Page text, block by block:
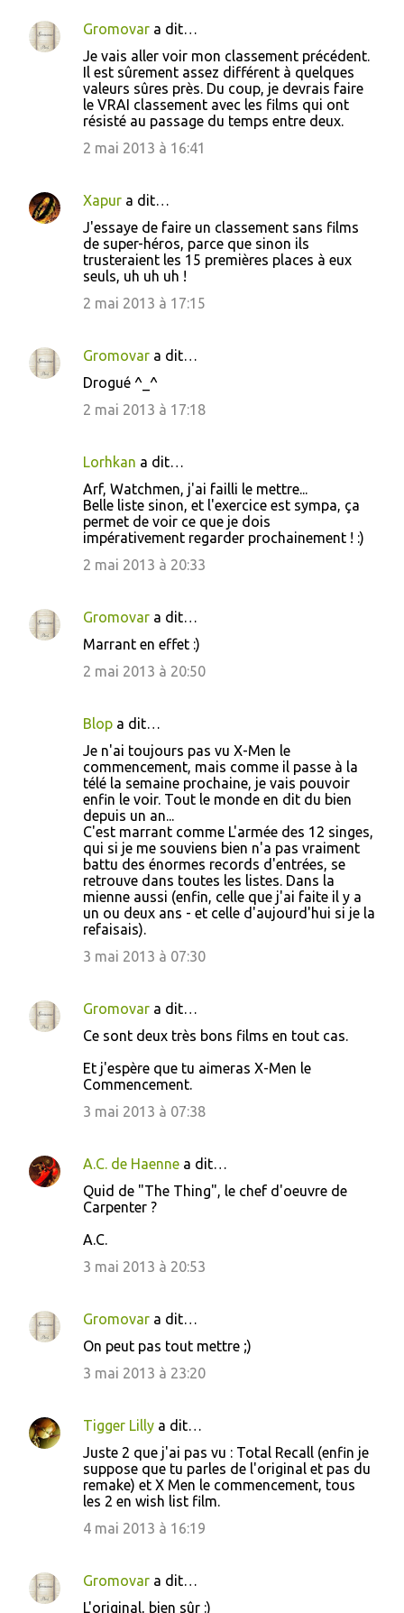
Gromovar a dit…
Je vais aller voir mon classement précédent.
Il est sûrement assez différent à quelques
valeurs sûres près. Du coup, je devrais faire
le VRAI classement avec les films qui ont
résisté au passage du temps entre deux.
2 mai 2013 à 16:41
Xapur a dit…
J'essaye de faire un classement sans films
de super-héros, parce que sinon ils
trusteraient les 15 premières places à eux
seuls, uh uh uh !
2 mai 2013 à 17:15
Gromovar a dit…
Drogué ^_^
2 mai 2013 à 17:18
Lorhkan a dit…
Arf, Watchmen, j'ai failli le mettre...
Belle liste sinon, et l'exercice est sympa, ça
permet de voir ce que je dois
impérativement regarder prochainement ! :)
2 mai 2013 à 20:33
Gromovar a dit…
Marrant en effet :)
2 mai 2013 à 20:50
Blop a dit…
Je n'ai toujours pas vu X-Men le
commencement, mais comme il passe à la
télé la semaine prochaine, je vais pouvoir
enfin le voir. Tout le monde en dit du bien
depuis un an...
C'est marrant comme L'armée des 12 singes,
qui si je me souviens bien n'a pas vraiment
battu des énormes records d'entrées, se
retrouve dans toutes les listes. Dans la
mienne aussi (enfin, celle que j'ai faite il y a
un ou deux ans - et celle d'aujourd'hui si je la
refaisais).
3 mai 2013 à 07:30
Gromovar a dit…
Ce sont deux très bons films en tout cas.
Et j'espère que tu aimeras X-Men le
Commencement.
3 mai 2013 à 07:38
A.C. de Haenne a dit…
Quid de "The Thing", le chef d'oeuvre de
Carpenter ?
A.C.
3 mai 2013 à 20:53
Gromovar a dit…
On peut pas tout mettre ;)
3 mai 2013 à 23:20
Tigger Lilly a dit…
Juste 2 que j'ai pas vu : Total Recall (enfin je
suppose que tu parles de l'original et pas du
remake) et X Men le commencement, tous
les 2 en wish list film.
4 mai 2013 à 16:19
Gromovar a dit…
L'original, bien sûr :)